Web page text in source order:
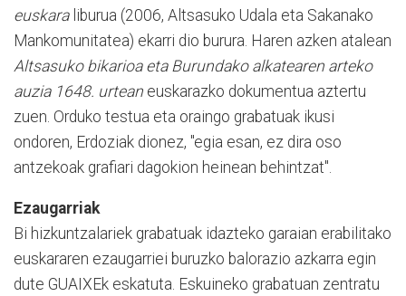
euskaraliburua (2006, Altsasuko Udala eta Sakanako
Mankomunitatea) ekarri dio burura. Haren azken atalean
Altsasuko bikarioa eta Burundako alkatearen arteko
auzia 1648. urtean euskarazko dokumentua aztertu
zuen. Orduko testua eta oraingo grabatuak ikusi
ondoren, Erdoziak dionez, "egia esan, ez dira oso
antzekoak grafiari dagokion heinean behintzat".
Ezaugarriak
Bi hizkuntzalariek grabatuak idazteko garaian erabilitako
euskararen ezaugarriei buruzko balorazio azkarra egin
dute GUAIXEk eskatuta. Eskuineko grabatuan zentratu